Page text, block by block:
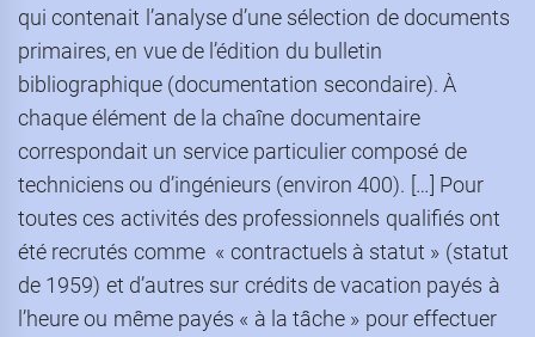
qui contenait l’analyse d’une sélection de documents
primaires, en vue de l’édition du bulletin
bibliographique (documentation secondaire). À
chaque élément de la chaîne documentaire
correspondait un service particulier composé de
techniciens ou d’ingénieurs (environ 400). […] Pour
toutes ces activités des professionnels qualifiés ont
été recrutés comme « contractuels à statut » (statut
de 1959) et d’autres sur crédits de vacation payés à
l’heure ou même payés « à la tâche » pour effectuer